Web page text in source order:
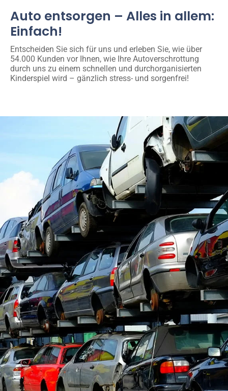
Auto entsorgen – Alles in allem:
Einfach!
Entscheiden Sie sich für uns und erleben Sie, wie über
54.000 Kunden vor Ihnen, wie Ihre Autoverschrottung
durch uns zu einem schnellen und durchorganisierten
Kinderspiel wird – gänzlich stress- und sorgenfrei!